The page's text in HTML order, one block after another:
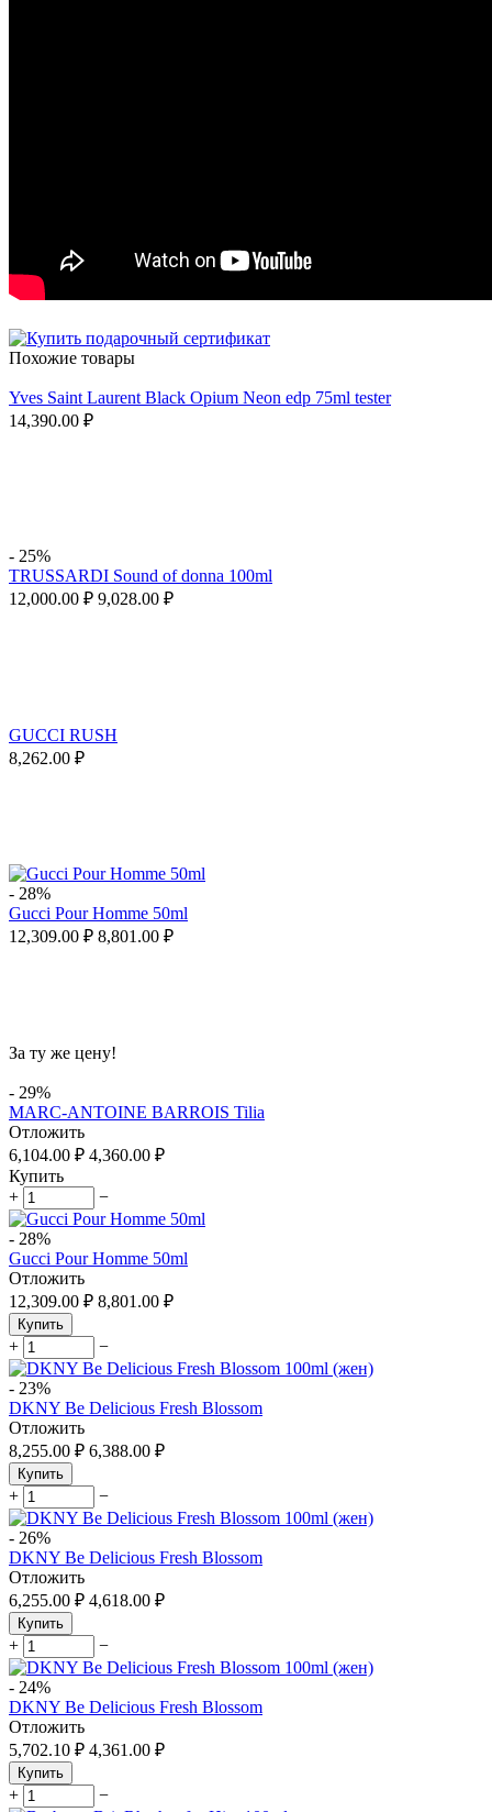
Похожие товары
Yves Saint Laurent Black Opium Neon edp 75ml tester
14,390.00 ₽
- 25%
TRUSSARDI Sound of donna 100ml
12,000.00 ₽ 9,028.00 ₽
GUCCI RUSH
8,262.00 ₽
- 28%
Gucci Pour Homme 50ml
12,309.00 ₽ 8,801.00 ₽
За ту же цену!
- 29%
MARC-ANTOINE BARROIS Tilia
Отложить
6,104.00 ₽ 4,360.00 ₽
Купить
+
−
- 28%
Gucci Pour Homme 50ml
Отложить
12,309.00 ₽ 8,801.00 ₽
Купить
+ −
- 23%
DKNY Be Delicious Fresh Blossom
Отложить
8,255.00 ₽ 6,388.00 ₽
Купить
+ −
- 26%
DKNY Be Delicious Fresh Blossom
Отложить
6,255.00 ₽ 4,618.00 ₽
Купить
+ −
- 24%
DKNY Be Delicious Fresh Blossom
Отложить
5,702.10 ₽ 4,361.00 ₽
Купить
+ −